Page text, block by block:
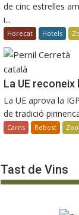
de cinc estrelles
i...
Horecat Hotels
La UE reconeix
La UE aprova la
de tradició
Carns Rebost
Tast de Vins